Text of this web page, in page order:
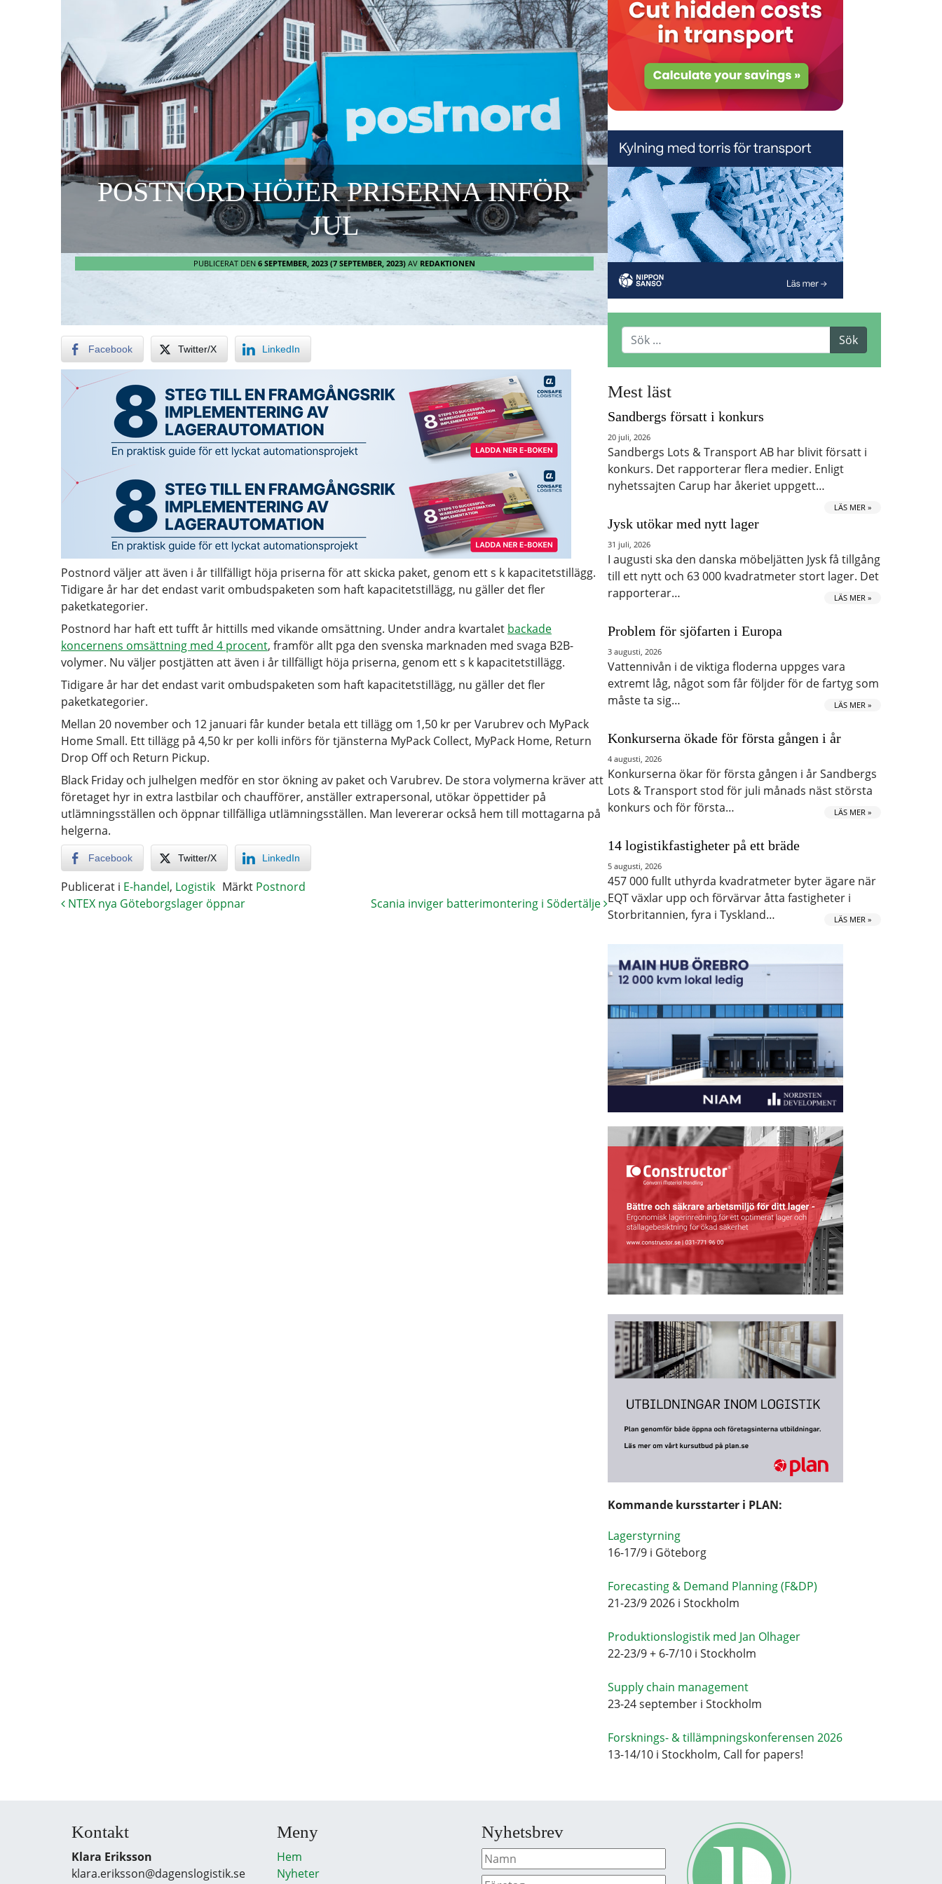
POSTNORD HÖJER PRISERNA INFÖR
JUL
PUBLICERAT DEN 6 SEPTEMBER, 2023 (7 SEPTEMBER, 2023) AV REDAKTIONEN
Facebook Twitter/X LinkedIn
Postnord väljer att även i år tillfälligt höja priserna för att skicka paket, genom ett s k kapacitetstillägg.
Tidigare år har det endast varit ombudspaketen som haft kapacitetstillägg, nu gäller det fler
paketkategorier.
Postnord har haft ett tufft år hittills med vikande omsättning. Under andra kvartalet backade
koncernens omsättning med 4 procent, framför allt pga den svenska marknaden med svaga B2B-
volymer. Nu väljer postjätten att även i år tillfälligt höja priserna, genom ett s k kapacitetstillägg.
Tidigare år har det endast varit ombudspaketen som haft kapacitetstillägg, nu gäller det fler
paketkategorier.
Mellan 20 november och 12 januari får kunder betala ett tillägg om 1,50 kr per Varubrev och MyPack
Home Small. Ett tillägg på 4,50 kr per kolli införs för tjänsterna MyPack Collect, MyPack Home, Return
Drop Off och Return Pickup.
Black Friday och julhelgen medför en stor ökning av paket och Varubrev. De stora volymerna kräver att
företaget hyr in extra lastbilar och chaufförer, anställer extrapersonal, utökar öppettider på
utlämningsställen och öppnar tillfälliga utlämningsställen. Man levererar också hem till mottagarna på
helgerna.
Facebook Twitter/X LinkedIn
Publicerat i E-handel, Logistik Märkt Postnord
NTEX nya Göteborgslager öppnar
Scania inviger batterimontering i Södertälje
Mest läst
Sandbergs försatt i konkurs
20 juli, 2026
Sandbergs Lots & Transport AB har blivit försatt i
konkurs. Det rapporterar flera medier. Enligt
nyhetssajten Carup har åkeriet uppgett…
LÄS MER »
Jysk utökar med nytt lager
31 juli, 2026
I augusti ska den danska möbeljätten Jysk få tillgång
till ett nytt och 63 000 kvadratmeter stort lager. Det
rapporterar…
LÄS MER »
Problem för sjöfarten i Europa
3 augusti, 2026
Vattennivån i de viktiga floderna uppges vara
extremt låg, något som får följder för de fartyg som
måste ta sig…
LÄS MER »
Konkurserna ökade för första gången i år
4 augusti, 2026
Konkurserna ökar för första gången i år Sandbergs
Lots & Transport stod för juli månads näst största
konkurs och för första…
LÄS MER »
14 logistikfastigheter på ett bräde
5 augusti, 2026
457 000 fullt uthyrda kvadratmeter byter ägare när
EQT växlar upp och förvärvar åtta fastigheter i
Storbritannien, fyra i Tyskland…
LÄS MER »
Kommande kursstarter i PLAN:
Lagerstyrning
16-17/9 i Göteborg
Forecasting & Demand Planning (F&DP)
21-23/9 2026 i Stockholm
Produktionslogistik med Jan Olhager
22-23/9 + 6-7/10 i Stockholm
Supply chain management
23-24 september i Stockholm
Forsknings- & tillämpningskonferensen 2026
13-14/10 i Stockholm, Call for papers!
Kontakt
Klara Eriksson
klara.eriksson@dagenslogistik.se
Meny
Hem
Nyheter
Nyhetsbrev